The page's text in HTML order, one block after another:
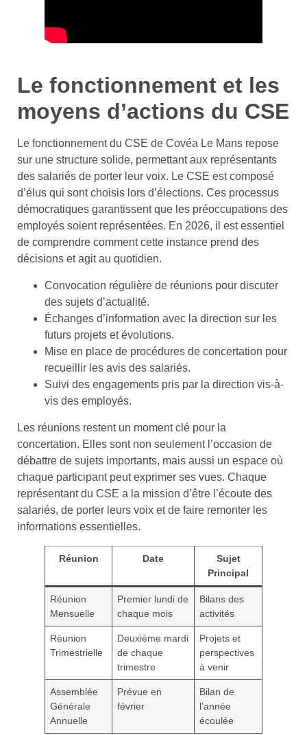
Le fonctionnement et les
moyens d’actions du CSE
Le fonctionnement du CSE de Covéa Le Mans repose
sur une structure solide, permettant aux représentants
des salariés de porter leur voix. Le CSE est composé
d’élus qui sont choisis lors d’élections. Ces processus
démocratiques garantissent que les préoccupations des
employés soient représentées. En 2026, il est essentiel
de comprendre comment cette instance prend des
décisions et agit au quotidien.
Convocation régulière de réunions pour discuter
des sujets d’actualité.
Échanges d’information avec la direction sur les
futurs projets et évolutions.
Mise en place de procédures de concertation pour
recueillir les avis des salariés.
Suivi des engagements pris par la direction vis-à-
vis des employés.
Les réunions restent un moment clé pour la
concertation. Elles sont non seulement l’occasion de
débattre de sujets importants, mais aussi un espace où
chaque participant peut exprimer ses vues. Chaque
représentant du CSE a la mission d’être l’écoute des
salariés, de porter leurs voix et de faire remonter les
informations essentielles.
Réunion Date
Sujet
Principal
Réunion
Mensuelle
Premier lundi de
chaque mois
Bilans des
activités
Réunion
Trimestrielle
Deuxième mardi
de chaque
trimestre
Projets et
perspectives
à venir
Assemblée
Générale
Annuelle
Prévue en
février
Bilan de
l’année
écoulée